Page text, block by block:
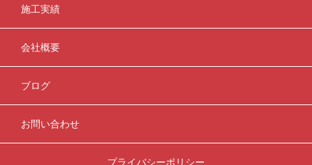
施工実績
会社概要
ブログ
お問い合わせ
プライバシーポリシー